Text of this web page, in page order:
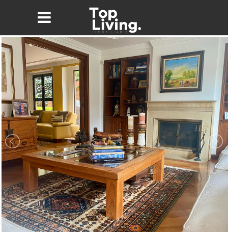
Nombre*
Email*
Teléfono
Mensaje